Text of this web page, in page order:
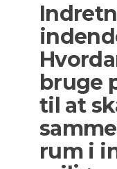
bruge
til at
rum i